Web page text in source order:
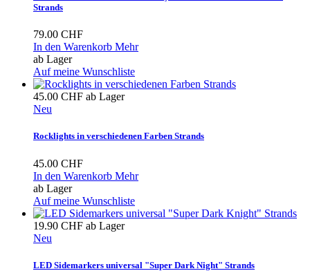
Strands
79.00 CHF
In den Warenkorb Mehr
ab Lager
Auf meine Wunschliste
45.00 CHF ab Lager
Neu
Rocklights in verschiedenen Farben Strands
45.00 CHF
In den Warenkorb Mehr
ab Lager
Auf meine Wunschliste
19.90 CHF ab Lager
Neu
LED Sidemarkers universal "Super Dark Night" Strands